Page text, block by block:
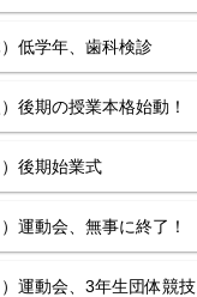
低学年、歯科検診
後期の授業本格始動！
後期始業式
運動会、無事に終了！
運動会、3年生団体競技